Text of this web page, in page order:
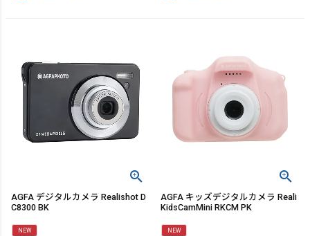
AGFA デジタルカメラ Realishot D
C8300 BK
NEW
AGFA キッズデジタルカメラ Reali
KidsCamMini RKCM PK
NEW